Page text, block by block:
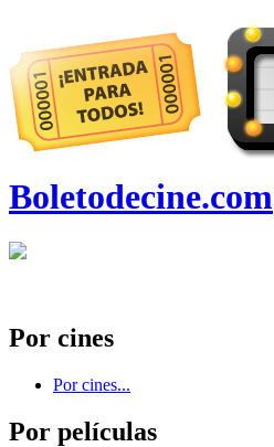
Boletodecine.com
Por cines
Por cines...
Por películas